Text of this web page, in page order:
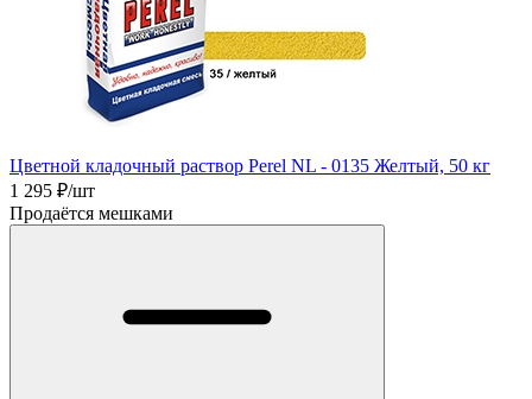
Цветной кладочный раствор Perel NL - 0135 Желтый, 50 кг
1 295 ₽/шт
Продаётся мешками